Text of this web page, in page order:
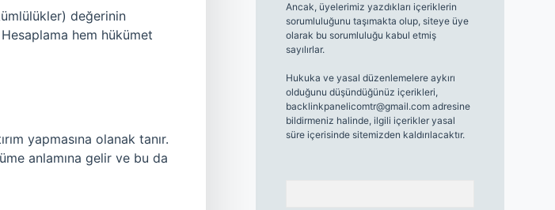
değerinin
Hesaplama hem hükümet
yapmasına olanak tanır.
anlamına gelir ve bu da
Ancak, üyelerimiz yazdıkları içeriklerin
sorumluluğunu taşımakta olup, siteye üye
olarak bu sorumluluğu kabul etmiş
sayılırlar.
Hukuka ve yasal düzenlemelere aykırı
olduğunu düşündüğünüz içerikleri,
backlinkpanelicomtr@gmail.comadresine
bildirmeniz halinde, ilgili içerikler yasal
süre içerisinde sitemizden kaldırılacaktır.